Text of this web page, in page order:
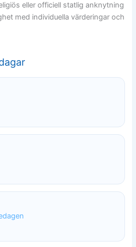
eller officiell statlig anknytning
med individuella värderingar och